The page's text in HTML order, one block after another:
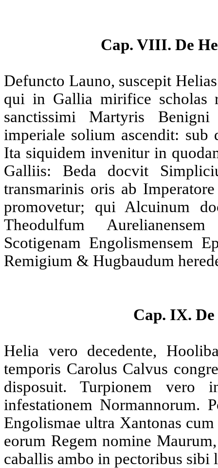
Cap. VIII. De
Defuncto Launo, suscepit
qui in Gallia mirifice scholas
sanctissimi Martyris
imperiale solium ascendit: sub
Ita siquidem invenitur in
Galliis: Beda docvit
transmarinis oris ab
promovetur; qui Alcuinum
Theodulfum
Scotigenam Engolismensem
Remigium & Hugbaudum
Cap. IX.
Helia vero decedente,
temporis Carolus Calvus
disposuit. Turpionem vero
infestationem Normannorum.
Engolismae ultra Xantonas
eorum Regem nomine
caballis ambo in pectoribus